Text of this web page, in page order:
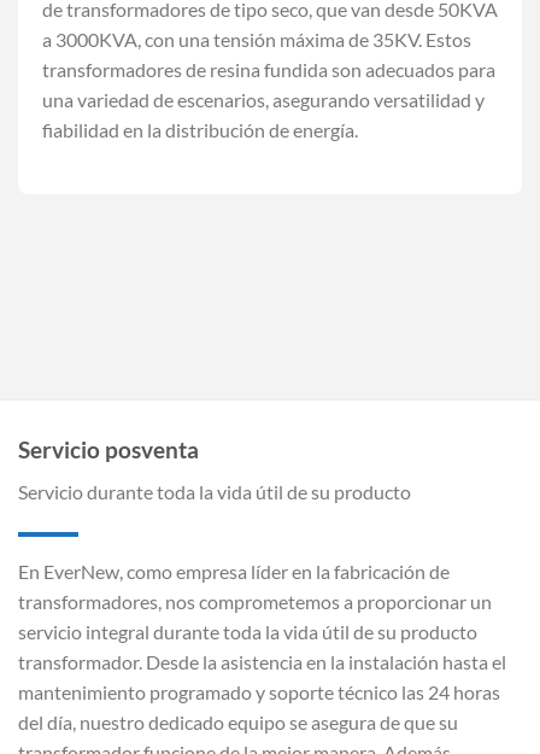
de transformadores de tipo seco, que van desde 50KVA
a 3000KVA, con una tensión máxima de 35KV. Estos
transformadores de resina fundida son adecuados para
una variedad de escenarios, asegurando versatilidad y
fiabilidad en la distribución de energía.
Servicio posventa
Servicio durante toda la vida útil de su producto
En EverNew, como empresa líder en la fabricación de
transformadores, nos comprometemos a proporcionar un
servicio integral durante toda la vida útil de su producto
transformador. Desde la asistencia en la instalación hasta el
mantenimiento programado y soporte técnico las 24 horas
del día, nuestro dedicado equipo se asegura de que su